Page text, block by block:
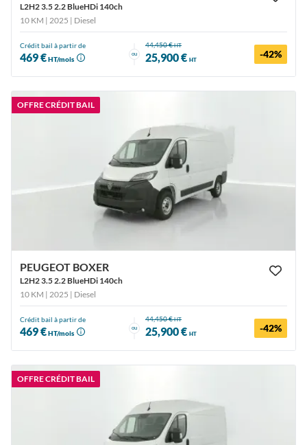
L2H2 3.5 2.2 BlueHDi 140ch
10 KM | 2025 | Diesel
Crédit bail à partir de
469 €HT/mois
ou
44,450 €HT
25,900 € HT -42%
OFFRE CRÉDIT BAIL
PEUGEOT BOXER
L2H2 3.5 2.2 BlueHDi 140ch
10 KM | 2025 | Diesel
Crédit bail à partir de
469 €HT/mois
ou
44,450 €HT
25,900 € HT -42%
OFFRE CRÉDIT BAIL